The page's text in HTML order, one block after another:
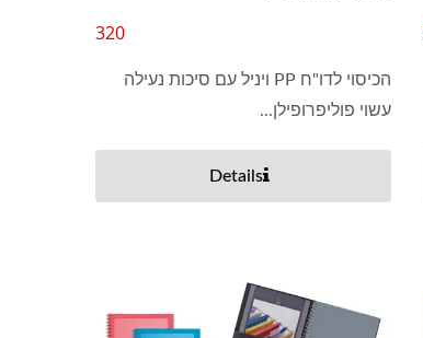
320
הכיסוי לדו"ח PP ויניל עם סיכות נעילה
עשוי פוליפרופילן...
Details